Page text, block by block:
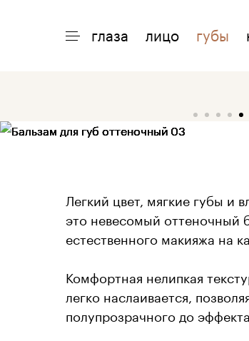
глаза лицо губы
доставка
Легкий цвет, мягкие губы
это невесомый оттеночный
естественного макияжа на
Комфортная нелипкая
легко наслаивается,
полупрозрачного до